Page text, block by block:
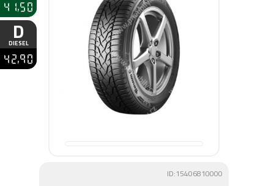
41,50
D
DIESEL
42,90
ID:15406810000